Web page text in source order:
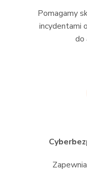
Pomagamy
incydentami
do